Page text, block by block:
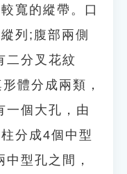
寬的縱帶。口
列;腹部兩側
二分叉花紋
體分成兩類，
一個大孔，由
分成4個中型
型孔之間，